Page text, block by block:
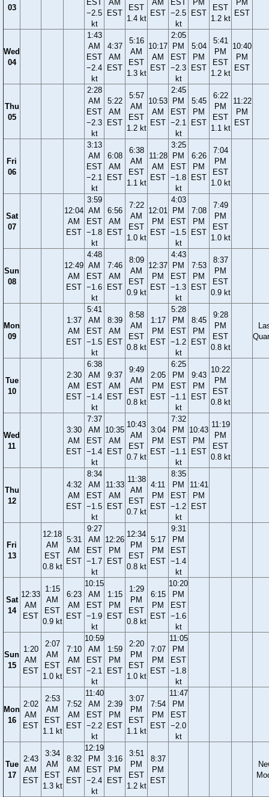
03
EST
−2.5
kt
AM
EST
EST
1.4 kt
AM
EST
EST
−2.5
kt
PM
EST
EST
1.2 kt
PM
EST
Wed
04
1:43
AM
EST
−2.4
kt
4:37
AM
EST
5:16
AM
EST
1.3 kt
10:17
AM
EST
2:05
PM
EST
−2.3
kt
5:04
PM
EST
5:41
PM
EST
1.2 kt
10:40
PM
EST
Thu
05
2:28
AM
EST
−2.3
kt
5:22
AM
EST
5:57
AM
EST
1.2 kt
10:53
AM
EST
2:45
PM
EST
−2.1
kt
5:45
PM
EST
6:22
PM
EST
1.1 kt
11:22
PM
EST
Fri
06
3:13
AM
EST
−2.1
kt
6:08
AM
EST
6:38
AM
EST
1.1 kt
11:28
AM
EST
3:25
PM
EST
−1.8
kt
6:26
PM
EST
7:04
PM
EST
1.0 kt
Sat
07
12:04
AM
EST
3:59
AM
EST
−1.8
kt
6:56
AM
EST
7:22
AM
EST
1.0 kt
12:01
PM
EST
4:03
PM
EST
−1.5
kt
7:08
PM
EST
7:49
PM
EST
1.0 kt
Sun
08
12:49
AM
EST
4:48
AM
EST
−1.6
kt
7:46
AM
EST
8:09
AM
EST
0.9 kt
12:37
PM
EST
4:43
PM
EST
−1.3
kt
7:53
PM
EST
8:37
PM
EST
0.9 kt
Mon
09
1:37
AM
EST
5:41
AM
EST
−1.5
kt
8:39
AM
EST
8:58
AM
EST
0.8 kt
1:17
PM
EST
5:28
PM
EST
−1.2
kt
8:45
PM
EST
9:28
PM
EST
0.8 kt
Tue
10
2:30
AM
EST
6:38
AM
EST
−1.4
kt
9:37
AM
EST
9:49
AM
EST
0.8 kt
2:05
PM
EST
6:25
PM
EST
−1.1
kt
9:43
PM
EST
10:22
PM
EST
0.8 kt
Wed
11
3:30
AM
EST
7:37
AM
EST
−1.4
kt
10:35
AM
EST
10:43
AM
EST
0.7 kt
3:04
PM
EST
7:32
PM
EST
−1.1
kt
10:43
PM
EST
11:19
PM
EST
0.8 kt
Thu
12
4:32
AM
EST
8:34
AM
EST
−1.5
kt
11:33
AM
EST
11:38
AM
EST
0.7 kt
4:11
PM
EST
8:35
PM
EST
−1.2
kt
11:41
PM
EST
Fri
13
12:18
AM
EST
0.8 kt
5:31
AM
EST
9:27
AM
EST
−1.7
kt
12:26
PM
EST
12:34
PM
EST
0.8 kt
5:17
PM
EST
9:31
PM
EST
−1.4
kt
Sat
14
12:33
AM
EST
1:15
AM
EST
0.9 kt
6:23
AM
EST
10:15
AM
EST
−1.9
kt
1:15
PM
EST
1:29
PM
EST
0.8 kt
6:15
PM
EST
10:20
PM
EST
−1.6
kt
Sun
15
1:20
AM
EST
2:07
AM
EST
1.0 kt
7:10
AM
EST
10:59
AM
EST
−2.1
kt
1:59
PM
EST
2:20
PM
EST
1.0 kt
7:07
PM
EST
11:05
PM
EST
−1.8
kt
Mon
16
2:02
AM
EST
2:53
AM
EST
1.1 kt
7:52
AM
EST
11:40
AM
EST
−2.2
kt
2:39
PM
EST
3:07
PM
EST
1.1 kt
7:54
PM
EST
11:47
PM
EST
−2.0
kt
Tue
17
2:43
AM
EST
3:34
AM
EST
1.3 kt
8:32
AM
EST
12:19
PM
EST
−2.4
kt
3:16
PM
EST
3:51
PM
EST
1.2 kt
8:37
PM
EST